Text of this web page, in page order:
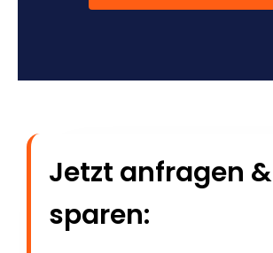
Jetzt anfragen &
sparen: